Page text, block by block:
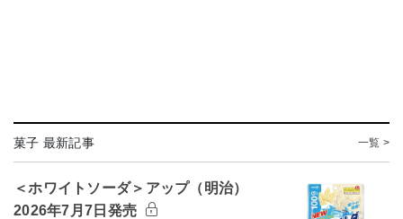
菓子 最新記事 一覧 >
＜ホワイトソーダ＞アップ（明治）
2026年7月7日発売